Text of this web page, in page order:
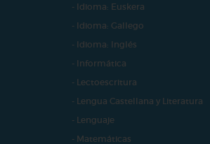
- Idioma: Euskera
- Idioma: Gallego
- Idioma: Inglés
- Informática
- Lectoescritura
- Lengua Castellana y Literatura
- Lenguaje
- Matemáticas